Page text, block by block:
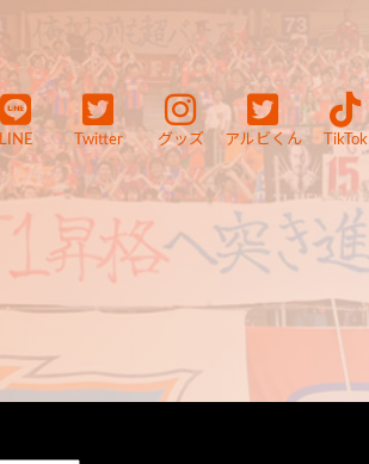
LINE Twitter グッズ アルビくん TikTok